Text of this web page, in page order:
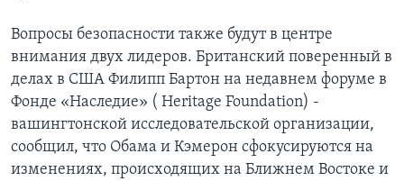
Вопросы безопасности также будут в центре
внимания двух лидеров. Британский поверенный в
делах в США Филипп Бартон на недавнем форуме в
Фонде «Наследие» ( Heritage Foundation) -
вашингтонской исследовательской организации,
сообщил, что Обама и Кэмерон сфокусируются на
изменениях, происходящих на Ближнем Востоке и